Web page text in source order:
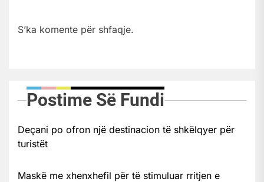
S’ka komente për shfaqje.
Postime Së Fundi
Deçani po ofron një destinacion të shkëlqyer për
turistët
Maskë me xhenxhefil për të stimuluar rritjen e